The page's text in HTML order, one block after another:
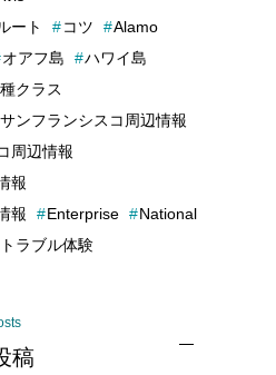
ート コツ
Alamo
オアフ島
ハワイ島
クラス
サンフランシスコ周辺情報
周辺情報
報
報 Enterprise
National
トラブル体験
稿